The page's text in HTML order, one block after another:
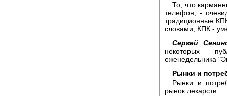
То, что
телефон, -
традиционные
словами, КПК -
Сергей
некоторых
еженедельника
Рынки и
Рынки и
рынок лекарств.